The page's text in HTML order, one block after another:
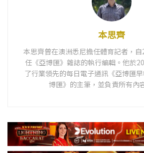
本思齊
本思齊曾在澳洲悉尼擔任體育記者，
任《亞博匯》雜誌的執行編輯。他於
了行業領先的每日電子通訊《亞博匯
博匯》的主筆，並負責所有內